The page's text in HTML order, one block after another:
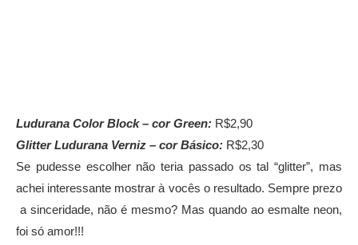
Ludurana Color Block – cor Green: R$2,90
Glitter Ludurana Verniz – cor Básico: R$2,30
Se pudesse escolher não teria passado os tal “glitter”, mas
achei interessante mostrar à vocês o resultado. Sempre prezo
a sinceridade, não é mesmo? Mas quando ao esmalte neon,
foi só amor!!!